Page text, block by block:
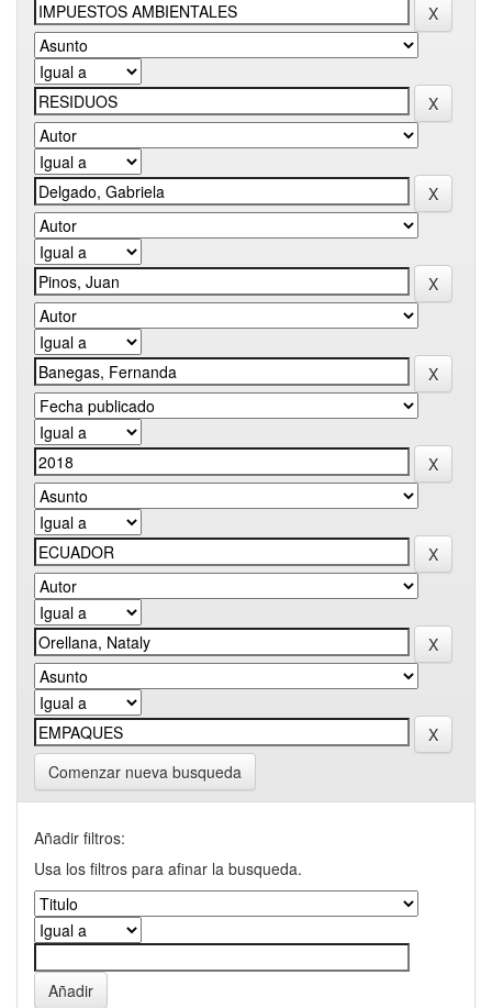
Comenzar nueva busqueda
Añadir filtros:
Usa los filtros para afinar la busqueda.